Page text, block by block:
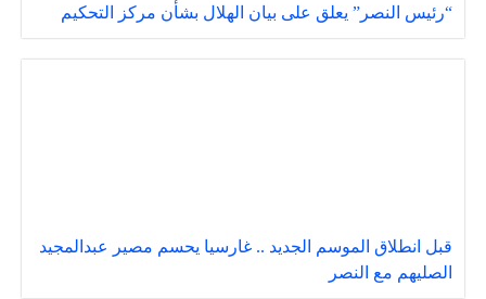
“رئيس النصر” يعلق على بيان الهلال بشأن مركز التحكيم
قبل انطلاق الموسم الجديد .. غارسيا يحسم مصير عبدالمجيد
الصليهم مع النصر